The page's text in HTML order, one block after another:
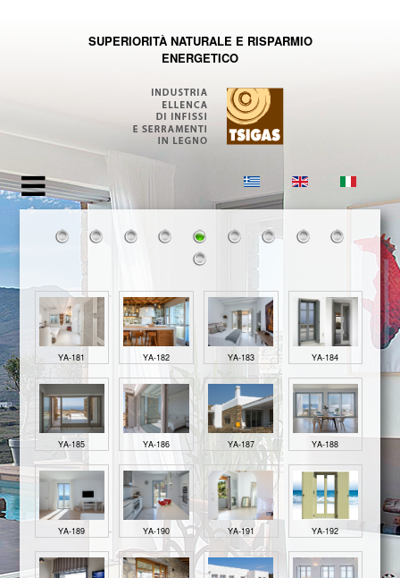
SUPERIORITÀ NATURALE E RISPARMIO
ENERGETICO
ΥΑ-181 ΥΑ-182 ΥΑ-183 ΥΑ-184
ΥΑ-185 ΥΑ-186 ΥΑ-187 ΥΑ-188
ΥΑ-189 ΥΑ-190 ΥΑ-191 ΥΑ-192